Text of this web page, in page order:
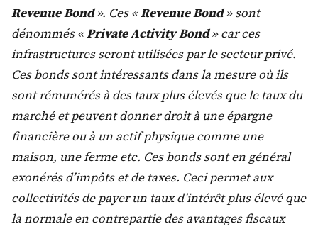
Revenue Bond». Ces «Revenue Bond» sont
dénommés «Private Activity Bond» car ces
infrastructures seront utilisées par le secteur privé.
Ces bonds sont intéressants dans la mesure où ils
sont rémunérés à des taux plus élevés que le taux du
marché et peuvent donner droit à une épargne
financière ou à un actif physique comme une
maison, une ferme etc. Ces bonds sont en général
exonérés d’impôts et de taxes. Ceci permet aux
collectivités de payer un taux d’intérêt plus élevé que
la normale en contrepartie des avantages fiscaux